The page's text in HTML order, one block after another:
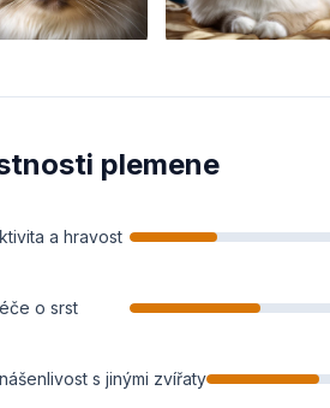
plemene
a hravost
o srst
s jinými zvířaty